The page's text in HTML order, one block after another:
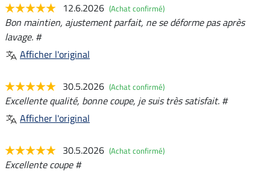
12.6.2026 (Achat confirmé)
Bon maintien, ajustement parfait, ne se déforme pas après
lavage. #
Afficher l'original
30.5.2026 (Achat confirmé)
Excellente qualité, bonne coupe, je suis très satisfait. #
Afficher l'original
30.5.2026 (Achat confirmé)
Excellente coupe #